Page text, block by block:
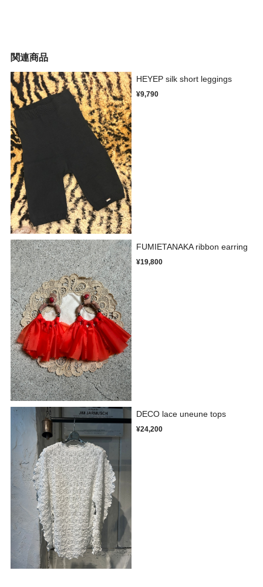
関連商品
HEYEP silk short leggings
¥9,790
FUMIETANAKA ribbon earring
¥19,800
DECO lace uneune tops
¥24,200